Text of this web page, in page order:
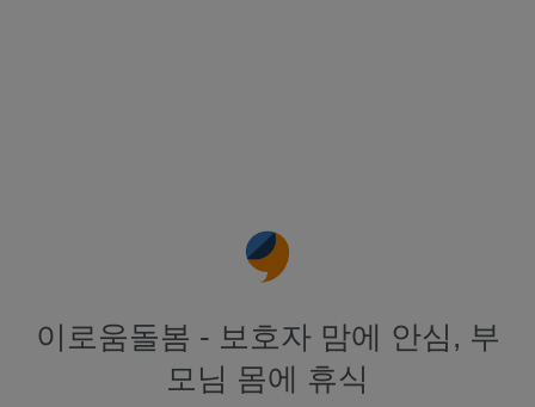
이로움돌봄 - 보호자 맘에 안심, 부
모님 몸에 휴식